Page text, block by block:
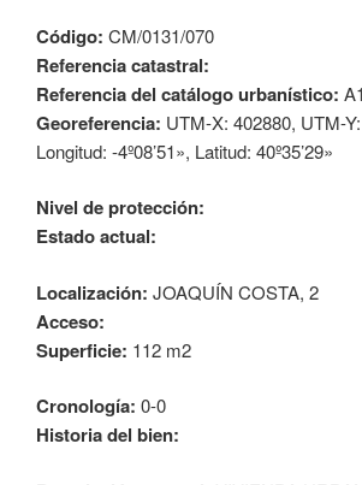
Código: CM/0131/070
Referencia catastral:
Referencia del catálogo urbanístico:
Georeferencia: UTM-X: 402880, UTM-
Longitud: -4º08’51», Latitud: 40º35’29»
Nivel de protección:
Estado actual:
Localización: JOAQUÍN COSTA, 2
Acceso:
Superficie: 112 m2
Cronología: 0-0
Historia del bien: